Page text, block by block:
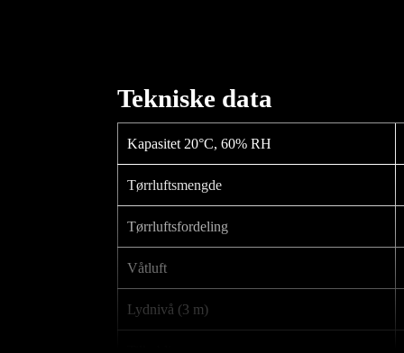
Tekniske data
Kapasitet 20°C, 60% RH
Tørrluftsmengde
Tørrluftsfordeling
Våtluft
Lydnivå (3 m)